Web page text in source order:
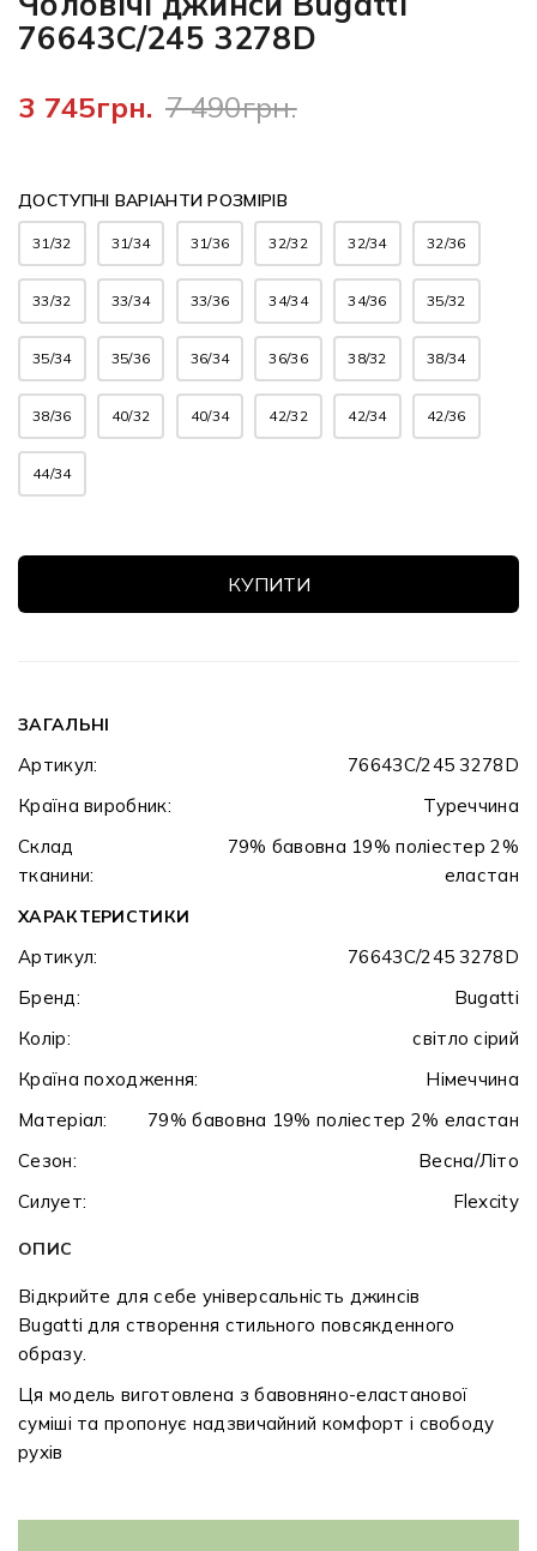
76643C/245 3278D
3 745грн. 7 490грн.
ДОСТУПНІ ВАРІАНТИ РОЗМІРІВ
31/32 31/34 31/36 32/32 32/34 32/36
33/32 33/34 33/36 34/34 34/36 35/32
35/34 35/36 36/34 36/36 38/32 38/34
38/36 40/32 40/34 42/32 42/34 42/36
44/34
КУПИТИ
ЗАГАЛЬНІ
Артикул:
76643C/245 3278D
Країна виробник:
Туреччина
Склад
тканини:
79% бавовна 19% поліестер 2%
еластан
ХАРАКТЕРИСТИКИ
Артикул:
76643C/245 3278D
Бренд:
Bugatti
Колір:
світло сірий
Країна походження:
Німеччина
Матеріал:
79% бавовна 19% поліестер 2% еластан
Сезон:
Весна/Літо
Силует:
Flexcity
ОПИС
Відкрийте для себе універсальність джинсів
Bugatti для створення стильного повсякденного
образу.
Ця модель виготовлена з бавовняно-еластанової
суміші та пропонує надзвичайний комфорт і свободу
рухів